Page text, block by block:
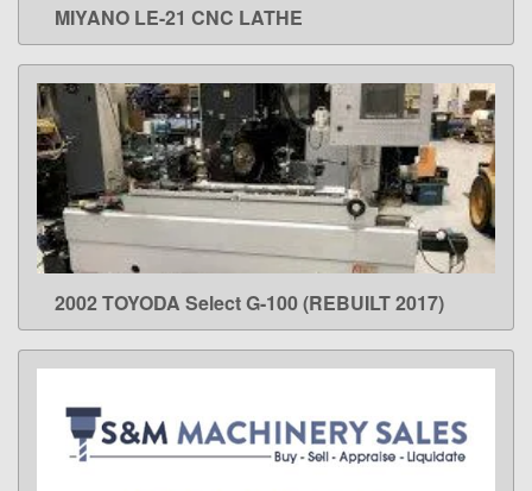
LEARN MORE
MIYANO LE-21 CNC LATHE
LEARN MORE
2002 TOYODA Select G-100 (REBUILT 2017)